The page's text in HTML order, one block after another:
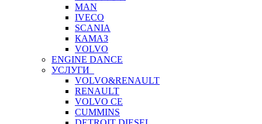
MAN
IVECO
SCANIA
КАМАЗ
VOLVO
ENGINE DANCE
УСЛУГИ
VOLVO&RENAULT
RENAULT
VOLVO CE
CUMMINS